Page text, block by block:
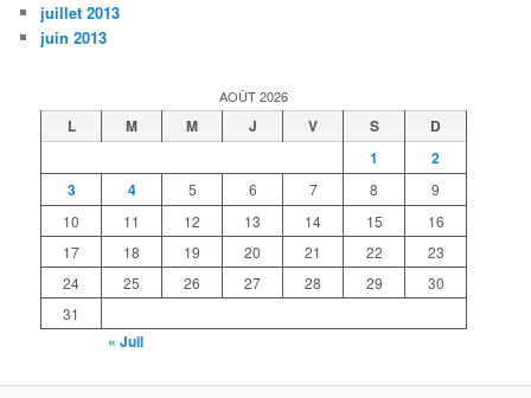
juillet 2013
juin 2013
AOÛT 2026
L M M J V S
D
1
2
3
4 5 6 7 8
9
10
11 12 13 14 15
16
17
18 19 20 21 22
23
24
25 26 27 28 29
30
31
« Juil